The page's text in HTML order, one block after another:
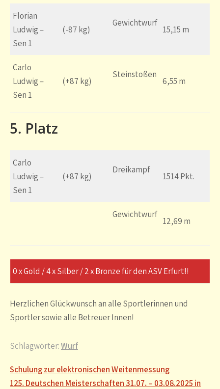
Florian
Ludwig –
Sen 1
(-87 kg)
Gewichtwurf
15,15 m
Carlo
Ludwig –
Sen 1
(+87 kg)
Steinstoßen
6,55 m
5. Platz
Carlo
Ludwig –
Sen 1
(+87 kg)
Dreikampf
1514 Pkt.
Gewichtwurf
12,69 m
0 x Gold / 4 x Silber / 2 x Bronze für den ASV Erfurt!!
Herzlichen Glückwunsch an alle Sportlerinnen und
Sportler sowie alle Betreuer Innen!
Schlagwörter:Wurf
Beitragsnavigation
Schulung zur elektronischen Weitenmessung
125. Deutschen Meisterschaften 31.07. – 03.08.2025 in